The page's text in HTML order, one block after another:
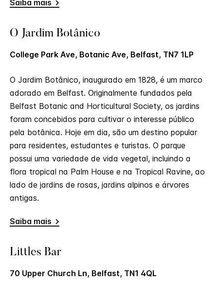
Saiba mais
O Jardim Botânico
College Park Ave, Botanic Ave, Belfast, TN7 1LP
O Jardim Botânico, inaugurado em 1828, é um marco
adorado em Belfast. Originalmente fundados pela
Belfast Botanic and Horticultural Society, os jardins
foram concebidos para cultivar o interesse público
pela botânica. Hoje em dia, são um destino popular
para residentes, estudantes e turistas. O parque
possui uma variedade de vida vegetal, incluindo a
flora tropical na Palm House e na Tropical Ravine, ao
lado de jardins de rosas, jardins alpinos e árvores
antigas.
Saiba mais
Littles Bar
70 Upper Church Ln, Belfast, TN1 4QL